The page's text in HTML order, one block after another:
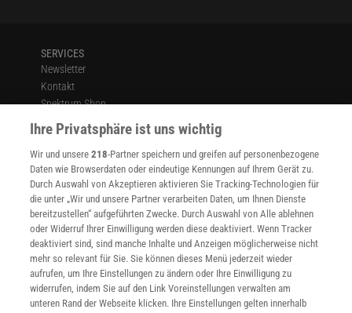
SERVICES
Newsletter
Kontakt
Spektrum Shop
Im Handel kaufen
Presse
Verträge kündigen
INFO
Mediadaten
Datenschutz
Nutzungsbedingungen
Cookie-Einstellungen
Utiq verwalten
Nutzungsbasierte Onlinewerbung
Alle Artikel
Ihre Privatsphäre ist uns wichtig
Wir und unsere218-Partner speichern und greifen auf personenbezogene
Daten wie Browserdaten oder eindeutige Kennungen auf Ihrem Gerät zu.
Durch Auswahl von Akzeptieren aktivieren Sie Tracking-Technologien für
die unter „Wir und unsere Partner verarbeiten Daten, um Ihnen Dienste
bereitzustellen“ aufgeführten Zwecke. Durch Auswahl von Alle ablehnen
oder Widerruf Ihrer Einwilligung werden diese deaktiviert. Wenn Tracker
deaktiviert sind, sind manche Inhalte und Anzeigen möglicherweise nicht
mehr so relevant für Sie. Sie können dieses Menü jederzeit wieder
aufrufen, um Ihre Einstellungen zu ändern oder Ihre Einwilligung zu
widerrufen, indem Sie auf den Link Voreinstellungen verwalten am
unteren Rand der Webseite klicken. Ihre Einstellungen gelten innerhalb